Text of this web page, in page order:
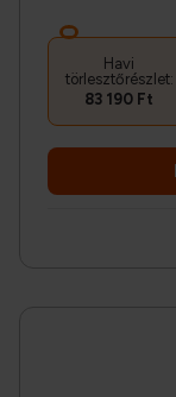
Havi
törlesztőrészlet:
83 190 Ft